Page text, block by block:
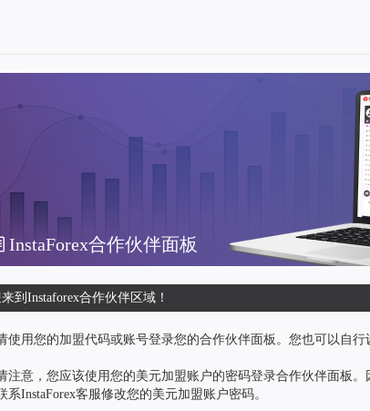
InstaForex合作伙伴面板
到Instaforex合作伙伴区域！
使用您的加盟代码或账号登录您的合作伙伴面板。您也可以自行
注意，您应该使用您的美元加盟账户的密码登录合作伙伴面板
系InstaForex客服修改您的美元加盟账户密码。